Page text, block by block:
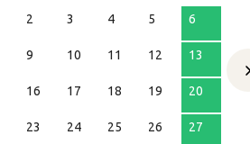
2 3 4 5 6
9 10 11 12 13
16 17 18 19 20
23 24 25 26 27